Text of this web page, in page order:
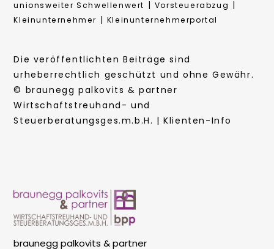
unionsweiter Schwellenwert | Vorsteuerabzug |
Kleinunternehmer | Kleinunternehmerportal
Die veröffentlichten Beiträge sind
urheberrechtlich geschützt und ohne Gewähr.
© braunegg palkovits & partner
Wirtschaftstreuhand- und
Steuerberatungsges.m.b.H. | Klienten-Info
braunegg palkovits & partner